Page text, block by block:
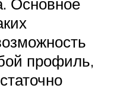
профиль,